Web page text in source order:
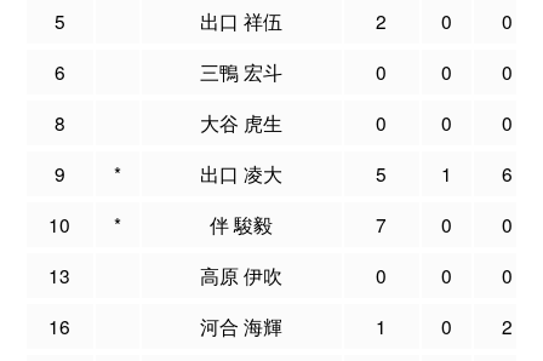
5 出口 祥伍 2 0
0
6
三鴨 宏斗 0 0
0
8
大谷 虎生 0 0
0
9
* 出口 凌大 5 1
6
10
* 伴 駿毅 7 0
0
13
高原 伊吹 0 0
0
16
河合 海輝 1 0
2